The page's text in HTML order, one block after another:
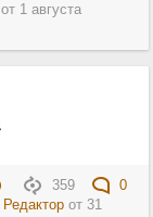
1 августа
359
0
Редакторот 31